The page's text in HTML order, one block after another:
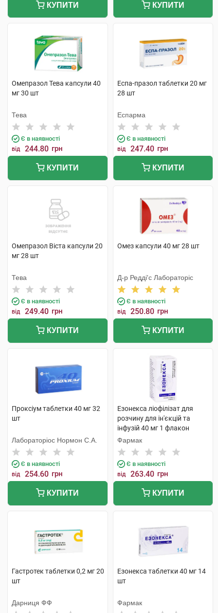
КУПИТИ КУПИТИ
Омепразол Тева капсули 40
мг 30 шт
Тева
Є в наявності
від 244.80 грн
КУПИТИ
Еспа-празол таблетки 20 мг
28 шт
Еспарма
Є в наявності
від 247.40 грн
КУПИТИ
Омепразол Віста капсули 20
мг 28 шт
Тева
Є в наявності
від 249.40 грн
КУПИТИ
Омез капсули 40 мг 28 шт
Д-р Редді'с Лабораторіс
Є в наявності
від 250.80 грн
КУПИТИ
Проксіум таблетки 40 мг 32
шт
Лабораторіос Нормон С.А.
Є в наявності
від 254.60 грн
КУПИТИ
Езонекса ліофілізат для
розчину для ін'єкцій та
інфузій 40 мг 1 флакон
Фармак
Є в наявності
від 263.40 грн
КУПИТИ
Гастротек таблетки 0,2 мг 20
шт
Дарниця ФФ
Езонекса таблетки 40 мг 14
шт
Фармак